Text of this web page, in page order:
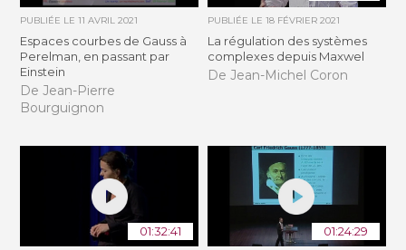
PUBLIÉE LE11 AVRIL 2021
Espaces courbes de Gauss à
Perelman, en passant par
Einstein
De Jean-Pierre
Bourguignon
PUBLIÉE LE 18 FÉVRIER 2021
La régulation des systèmes
complexes depuis Maxwel
De Jean-Michel Coron
01:32:41 01:24:29